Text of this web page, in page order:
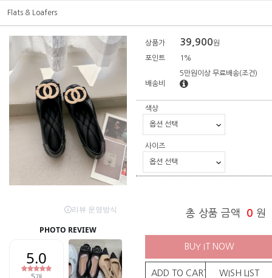
Flats & Loafers
상품가 39,900원
포인트 1%
배송비
5만원이상 무료배송(조건)
색상
사이즈
총 상품 금액 0 원
BUY IT NOW
ADD TO CART WISH LIST